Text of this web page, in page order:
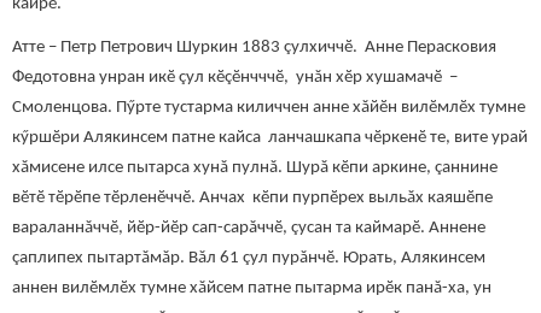
кайрӗ.
Атте – Петр Петрович Шуркин 1883 çулхиччӗ. Анне Перасковия
Федотовна унран икӗ çул кӗçӗнчччӗ, унăн хӗр хушамачӗ –
Смоленцова. Пӳрте тустарма киличчен анне хăйӗн вилӗмлӗх тумне
кӳршӗри Алякинсем патне кайса ланчашкапа чӗркенӗ те, вите урай
хăмисене илсе пытарса хунă пулнă. Шурă кӗпи аркине, çаннине
вӗтӗ тӗрӗпе тӗрленӗччӗ. Анчах кӗпи пурпӗрех выльăх каяшӗпе
вараланнăччӗ, йӗр-йӗр сап-сарăччӗ, çусан та каймарӗ. Аннене
çаплипех пытартăмăр. Вăл 61 çул пурăнчӗ. Юрать, Алякинсем
аннен вилӗмлӗх тумне хăйсем патне пытарма ирӗк панă-ха, ун